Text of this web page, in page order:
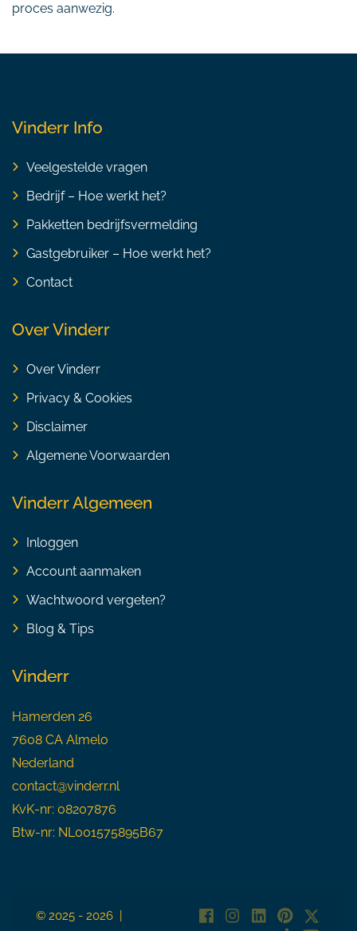
proces aanwezig.
Vinderr Info
Veelgestelde vragen
Bedrijf – Hoe werkt het?
Pakketten bedrijfsvermelding
Gastgebruiker – Hoe werkt het?
Contact
Over Vinderr
Over Vinderr
Privacy & Cookies
Disclaimer
Algemene Voorwaarden
Vinderr Algemeen
Inloggen
Account aanmaken
Wachtwoord vergeten?
Blog & Tips
Vinderr
Hamerden 26
7608 CA Almelo
Nederland
contact@vinderr.nl
KvK-nr: 08207876
Btw-nr: NL001575895B67
© 2025 - 2026 |